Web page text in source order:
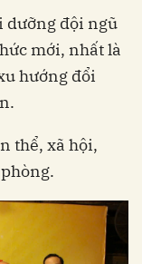
dưỡng đội ngũ
mới, nhất là
hướng đổi
thể, xã hội,